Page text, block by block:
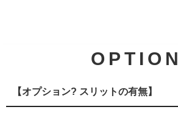
OPTION
【オプション? スリットの有無】